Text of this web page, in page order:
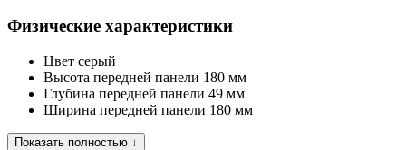
Физические характеристики
Цвет серый
Высота передней панели 180 мм
Глубина передней панели 49 мм
Ширина передней панели 180 мм
Показать полностью ↓